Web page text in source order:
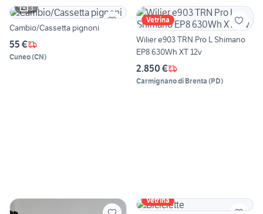
3
Cambio/Cassetta pignoni
55 €
Cuneo(CN)
Vetrina
Wilier e903 TRN Pro L Shimano
EP8 630Wh XT 12v
2.850 €
Carmignano di Brenta (PD)
Vetrina